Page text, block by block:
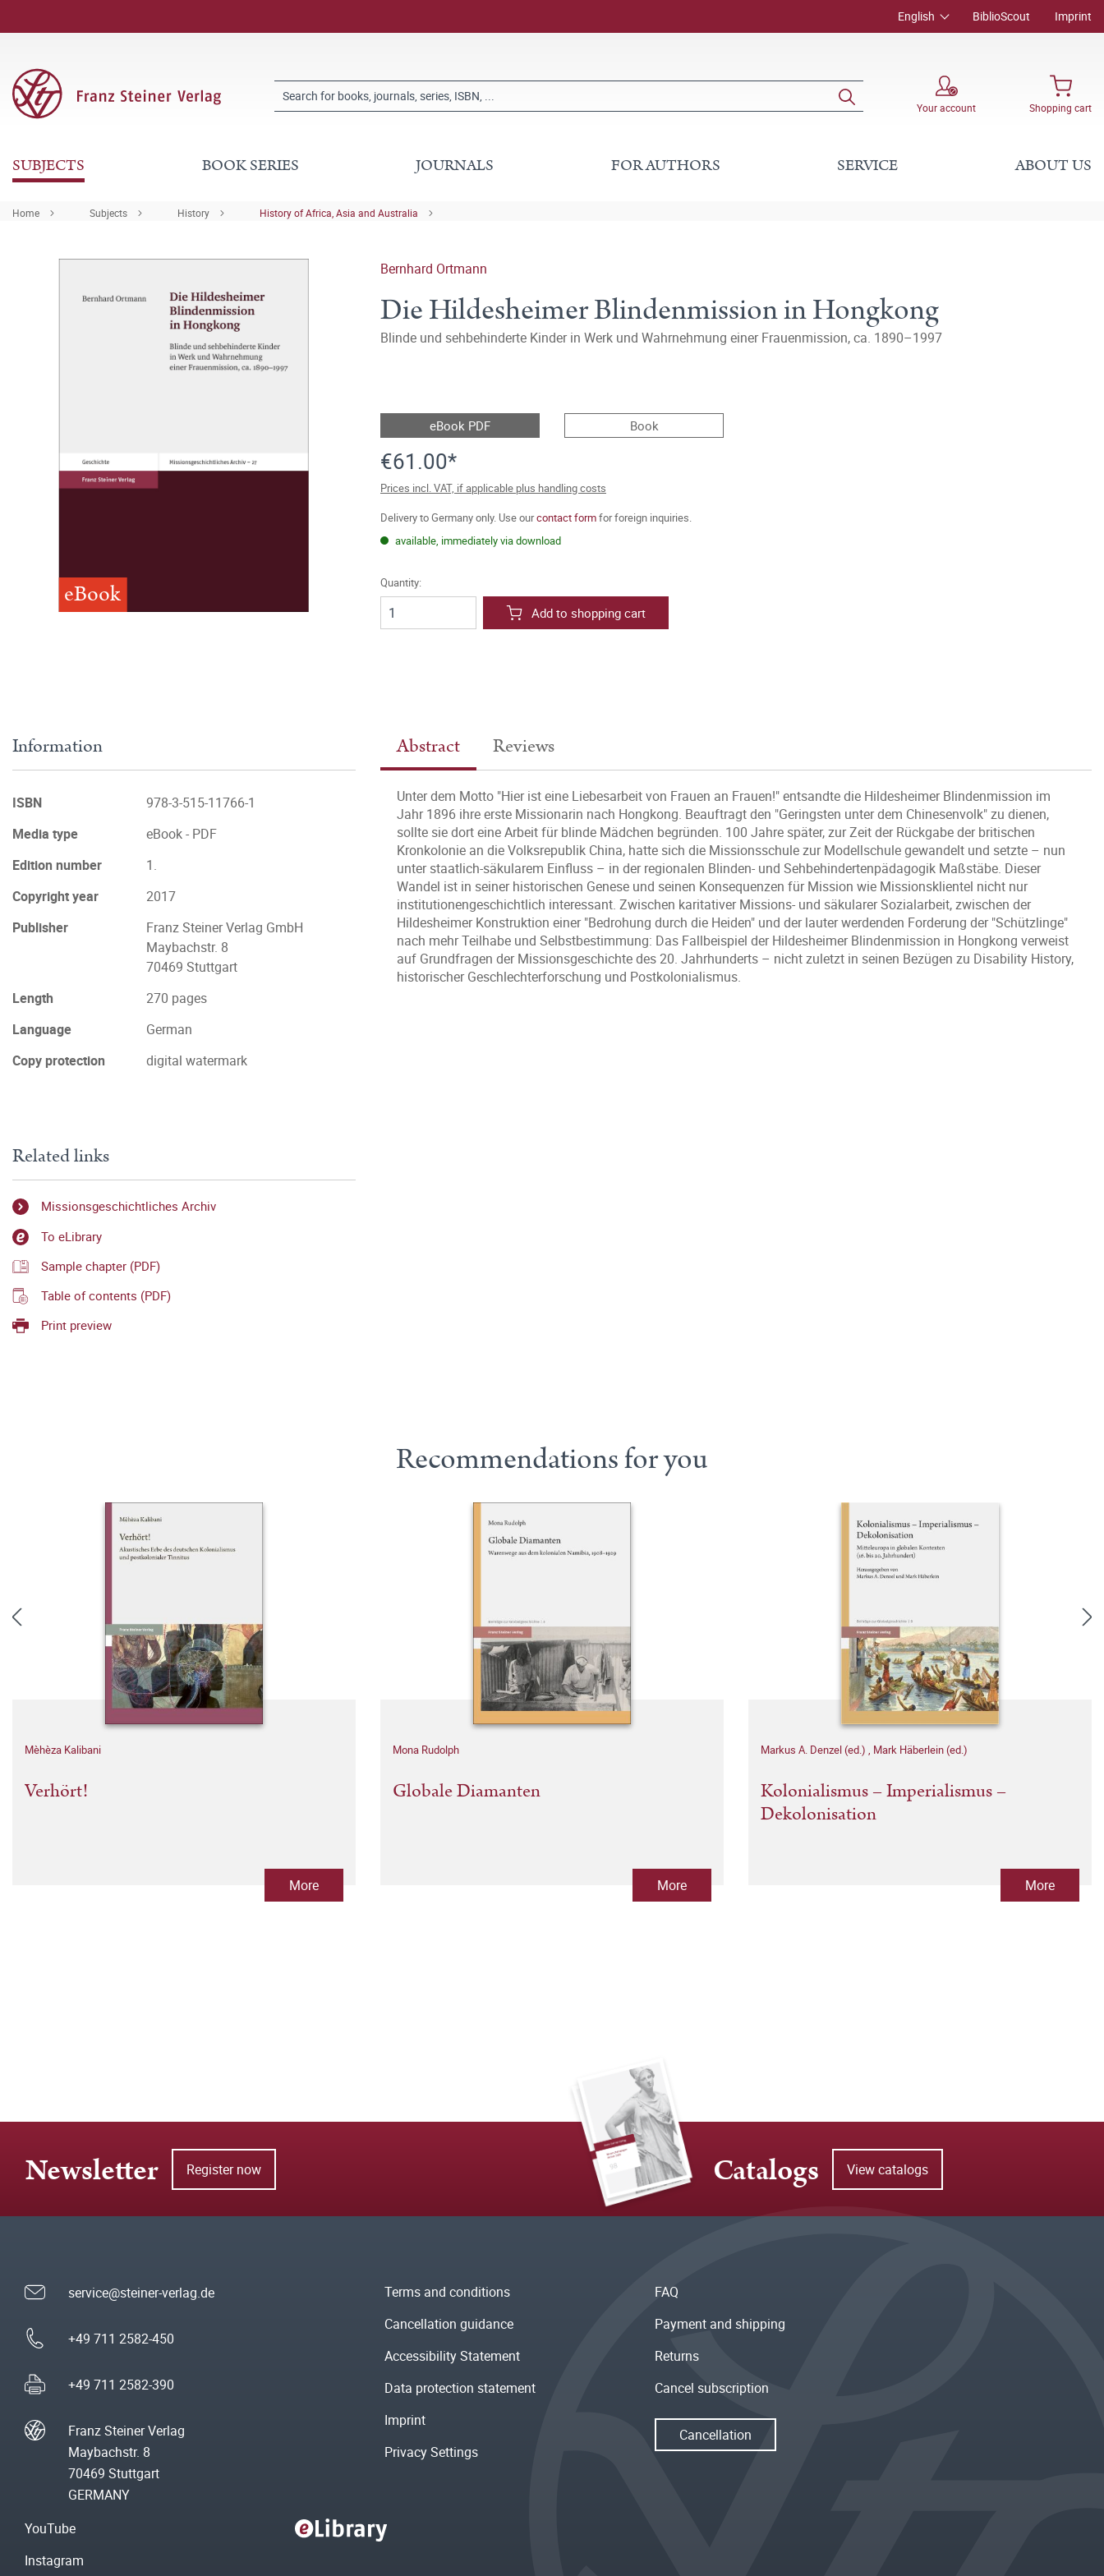
English BiblioScout Imprint
Your account Shopping cart
SUBJECTS BOOK SERIES JOURNALS FOR AUTHORS SERVICE ABOUT US
Home Subjects History History of Africa, Asia and Australia
eBook
Bernhard Ortmann
Die Hildesheimer Blindenmission in Hongkong
Blinde und sehbehinderte Kinder in Werk und Wahrnehmung einer Frauenmission, ca. 1890–1997
eBook PDF Book
€61.00*
Prices incl. VAT, if applicable plus handling costs
Delivery to Germany only. Use ourcontact formfor foreign inquiries.
available, immediately via download
Quantity:
Add to shopping cart
Abstract Reviews
Unter dem Motto "Hier ist eine Liebesarbeit von Frauen an Frauen!" entsandte die Hildesheimer Blindenmission im
Jahr 1896 ihre erste Missionarin nach Hongkong. Beauftragt den "Geringsten unter dem Chinesenvolk" zu dienen,
sollte sie dort eine Arbeit für blinde Mädchen begründen. 100 Jahre später, zur Zeit der Rückgabe der britischen
Kronkolonie an die Volksrepublik China, hatte sich die Missionsschule zur Modellschule gewandelt und setzte – nun
unter staatlich-säkularem Einfluss – in der regionalen Blinden- und Sehbehindertenpädagogik Maßstäbe. Dieser
Wandel ist in seiner historischen Genese und seinen Konsequenzen für Mission wie Missionsklientel nicht nur
institutionengeschichtlich interessant. Zwischen karitativer Missions- und säkularer Sozialarbeit, zwischen der
Hildesheimer Konstruktion einer "Bedrohung durch die Heiden" und der lauter werdenden Forderung der "Schützlinge"
nach mehr Teilhabe und Selbstbestimmung: Das Fallbeispiel der Hildesheimer Blindenmission in Hongkong verweist
auf Grundfragen der Missionsgeschichte des 20. Jahrhunderts – nicht zuletzt in seinen Bezügen zu Disability History,
historischer Geschlechterforschung und Postkolonialismus.
Information
ISBN
978-3-515-11766-1
Media type
eBook - PDF
Edition number
1.
Copyright year
2017
Publisher
Franz Steiner Verlag GmbH
Maybachstr. 8
70469 Stuttgart
Length
270 pages
Language
German
Copy protection
digital watermark
Related links
Missionsgeschichtliches Archiv
To eLibrary
Sample chapter (PDF)
Table of contents (PDF)
Print preview
Recommendations for you
Mèhèza Kalibani
Verhört!
More
Mona Rudolph
Globale Diamanten
More
Markus A. Denzel (ed.) , Mark Häberlein (ed.)
Kolonialismus – Imperialismus –
Dekolonisation
More
Newsletter Register now Catalogs View catalogs
service@steiner-verlag.de
+49 711 2582-450
+49 711 2582-390
Franz Steiner Verlag
Maybachstr. 8
70469 Stuttgart
GERMANY
Terms and conditions
Cancellation guidance
Accessibility Statement
Data protection statement
Imprint
Privacy Settings
FAQ
Payment and shipping
Returns
Cancel subscription
Cancellation
YouTube
Instagram